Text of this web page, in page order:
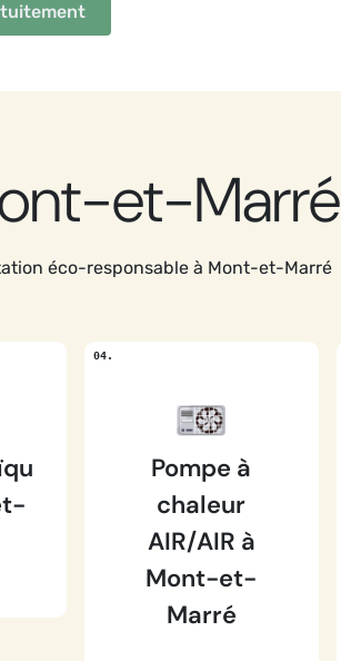
et-Marré
éco-responsable à Mont-et-Marré
Pompe à
chaleur
AIR/AIR à
Mont-et-
Marré